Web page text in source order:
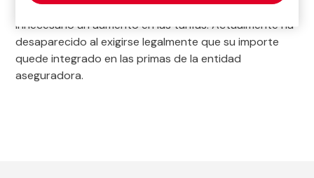
de mejoras salariales, y encaminado a hacer
innecesario un aumento en las tarifas. Actualmente ha
desaparecido al exigirse legalmente que su importe
quede integrado en las primas de la entidad
aseguradora.